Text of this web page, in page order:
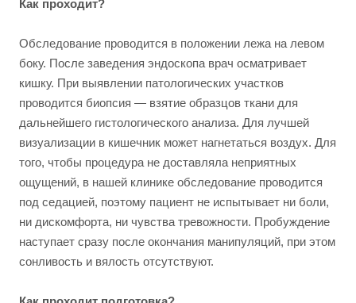
Как проходит?
Обследование проводится в положении лежа на левом
боку. После заведения эндоскопа врач осматривает
кишку. При выявлении патологических участков
проводится биопсия — взятие образцов ткани для
дальнейшего гистологического анализа. Для лучшей
визуализации в кишечник может нагнетаться воздух. Для
того, чтобы процедура не доставляла неприятных
ощущений, в нашей клинике обследование проводится
под седацией, поэтому пациент не испытывает ни боли,
ни дискомфорта, ни чувства тревожности. Пробуждение
наступает сразу после окончания манипуляций, при этом
сонливость и вялость отсутствуют.